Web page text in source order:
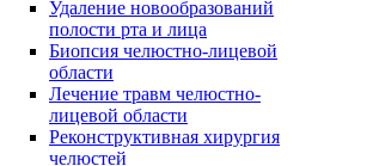
Удаление новообразований
полости рта и лица
Биопсия челюстно-лицевой
области
Лечение травм челюстно-
лицевой области
Реконструктивная хирургия
челюстей